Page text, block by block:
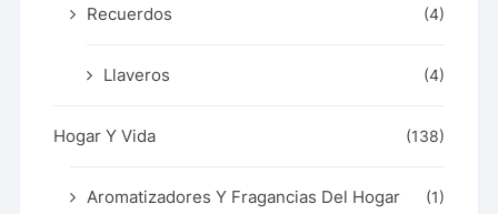
Recuerdos (4)
Llaveros (4)
Hogar Y Vida (138)
Aromatizadores Y Fragancias Del Hogar (1)